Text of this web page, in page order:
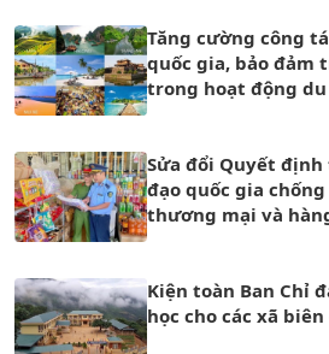
Tăng cường công
quốc gia, bảo đảm
trong hoạt động
Sửa đổi Quyết
đạo quốc gia
thương mại và
Kiện toàn Ban Chỉ
học cho các xã